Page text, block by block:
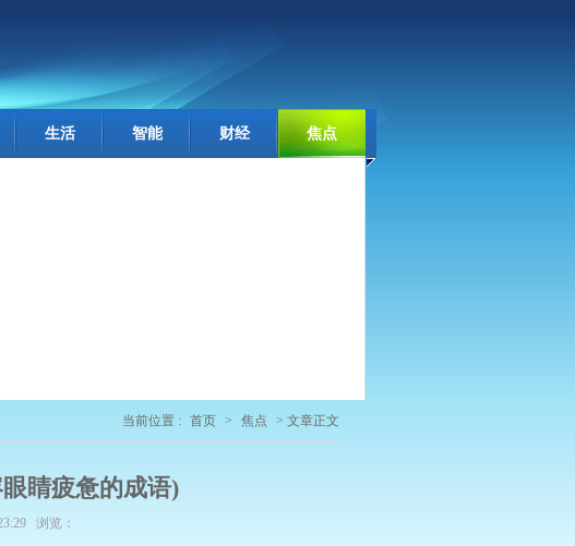
生活 智能 财经 焦点
当前位置 : 首页 > 焦点 > 文章正文
睛疲惫的成语)
浏览：